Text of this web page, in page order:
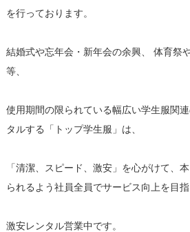
を行っております。
結婚式や忘年会・新年会の余興、 体育祭
等、
使用期間の限られている幅広い学生服関
タルする「トップ学生服」は、
「清潔、スピード、激安」を心がけて、
られるよう社員全員でサービス向上を目指
激安レンタル営業中です。